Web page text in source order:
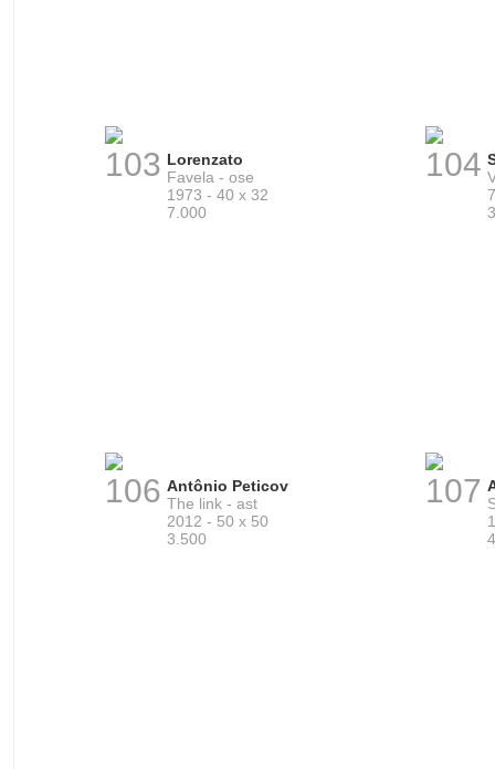
103 Lorenzato
Favela - ose
1973 - 40 x 32
7.000
104
106 Antônio Peticov
The link - ast
2012 - 50 x 50
3.500
107